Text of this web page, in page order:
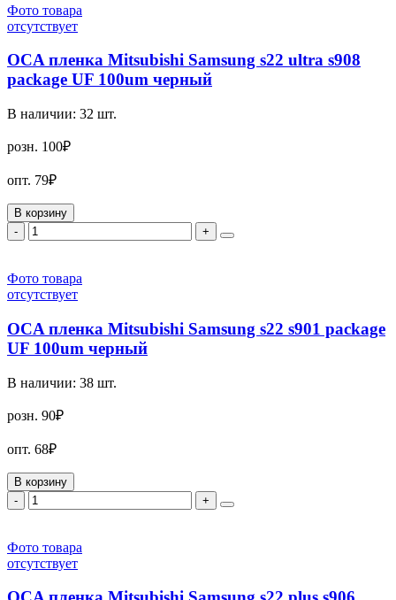
Фото товара
отсутствует
OCA пленка Mitsubishi Samsung s22 ultra s908
package UF 100um черный
В наличии: 32 шт.
розн. 100₽
опт. 79₽
В корзину
-
+
Фото товара
отсутствует
OCA пленка Mitsubishi Samsung s22 s901 package
UF 100um черный
В наличии: 38 шт.
розн. 90₽
опт. 68₽
В корзину
-
+
Фото товара
отсутствует